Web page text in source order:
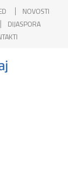
NOVOSTI
DIJASPORA